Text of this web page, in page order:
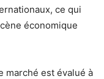
ce qui
économique
marché est évalué à